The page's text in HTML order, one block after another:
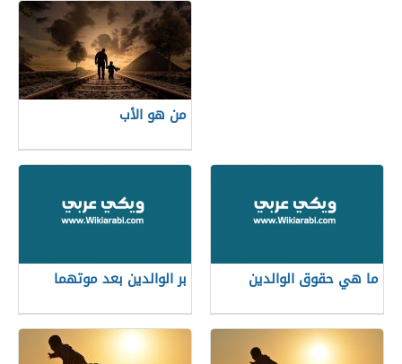
من هو الأب
ما هي حقوق الوالدين بر الوالدين بعد موتهما